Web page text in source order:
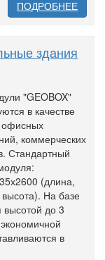
ПОДРОБНЕЕ
здания
"GEOBOX"
в качестве
коммерческих
Стандартный
(длина,
На базе
высотой до 3
в